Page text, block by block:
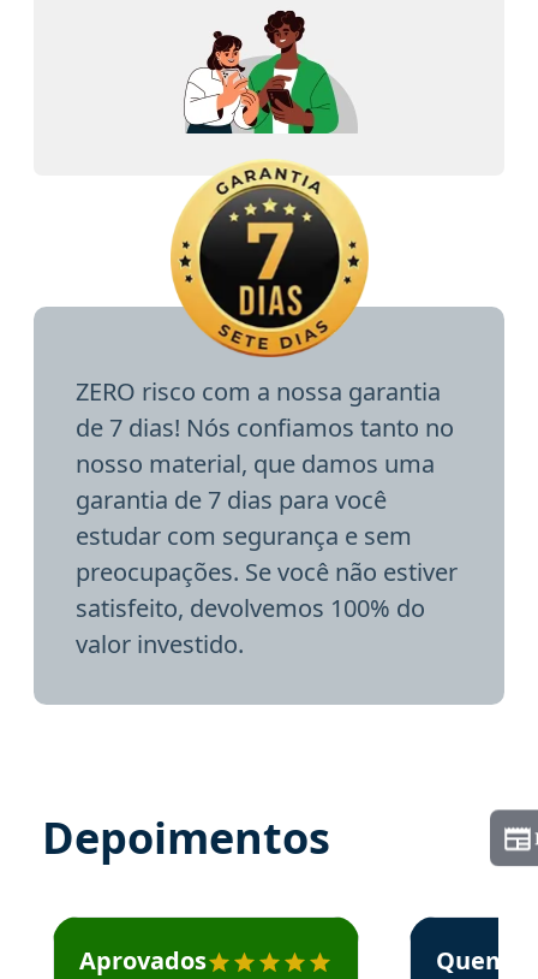
ZERO risco com a nossa garantia
de 7 dias! Nós confiamos tanto no
nosso material, que damos uma
garantia de 7 dias para você
estudar com segurança e sem
preocupações. Se você não estiver
satisfeito, devolvemos 100% do
valor investido.
Depoimentos
Estudante José recomenda o Aprova Concursos em
Aprovados
Estudante
Quem